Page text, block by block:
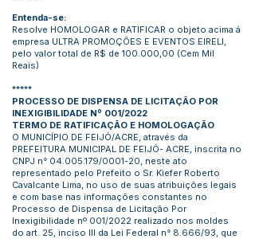
Entenda-se:
Resolve HOMOLOGAR e RATIFICAR o objeto acima á
empresa ULTRA PROMOÇÕES E EVENTOS EIRELI,
pelo valor total de R$ de 100.000,00 (Cem Mil
Reais)
*****
PROCESSO DE DISPENSA DE LICITAÇÃO POR
INEXIGIBILIDADE Nº 001/2022
TERMO DE RATIFICAÇÃO E HOMOLOGAÇÃO
O MUNICÍPIO DE FEIJÓ/ACRE, através da
PREFEITURA MUNICIPAL DE FEIJÓ- ACRE, inscrita no
CNPJ n° 04.005.179/0001-20, neste ato
representado pelo Prefeito o Sr. Kiefer Roberto
Cavalcante Lima, no uso de suas atribuições legais
e com base nas informações constantes no
Processo de Dispensa de Licitação Por
Inexigibilidade nº 001/2022 realizado nos moldes
do art. 25, inciso III da Lei Federal n° 8.666/93, que